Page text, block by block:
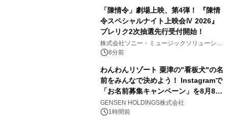
「陳情令」劇場上映、第4弾！ 『陳情
令スペシャルナイト上映会Ⅳ 2026』
プレリク2次抽選先行受付開始！
株式会社ソニー・ミュージックソリューショ
ンズ8分前
わんわんリゾート 粟津の"看板犬"の名
前をみんなで決めよう！ Instagramで
「お名前募集キャンペーン」を8月8日
(土)より開催
GENSEN HOLDINGS株式会社
1時間前